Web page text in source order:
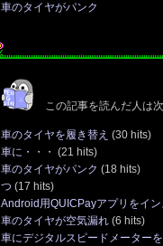
車のタイヤがパンク
この記事を読んだ人は
車のタイヤを履き替え (30 hits)
車に・・・ (21 hits)
車のタイヤがパンク (18 hits)
つ (17 hits)
Android用QUICPayアプリをイ
車のタイヤが空気漏れ (6 hits)
車にデジタルスピードメーター